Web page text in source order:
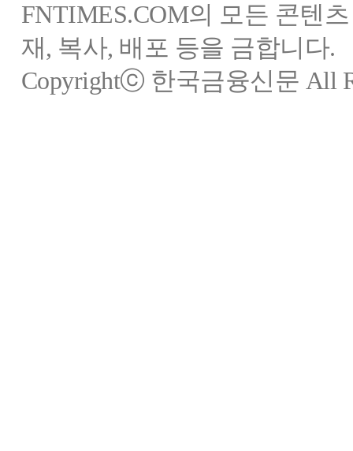
FNTIMES.COM의 모든 콘텐
재, 복사, 배포 등을 금합니다.
Copyrightⓒ 한국금융신문 All